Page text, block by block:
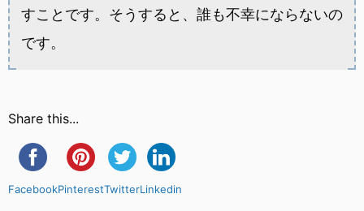
すことです。そうすると、誰も不幸にならないの
です。
Share this...
FacebookPinterestTwitterLinkedin